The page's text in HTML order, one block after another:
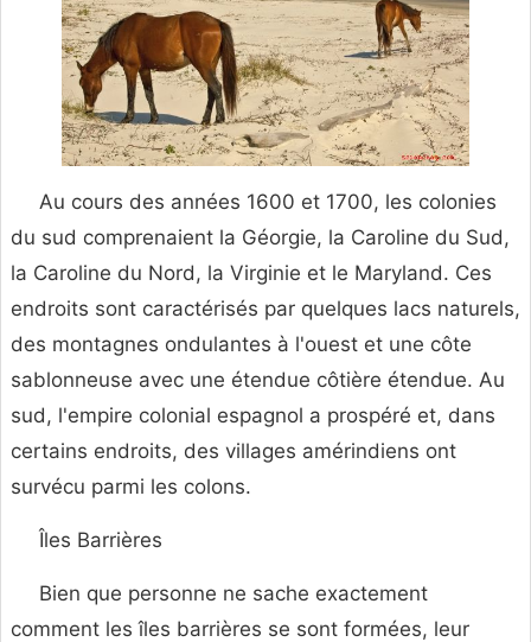
Au cours des années 1600 et 1700, les colonies
du sud comprenaient la Géorgie, la Caroline du Sud,
la Caroline du Nord, la Virginie et le Maryland. Ces
endroits sont caractérisés par quelques lacs naturels,
des montagnes ondulantes à l'ouest et une côte
sablonneuse avec une étendue côtière étendue. Au
sud, l'empire colonial espagnol a prospéré et, dans
certains endroits, des villages amérindiens ont
survécu parmi les colons.
Îles Barrières
Bien que personne ne sache exactement
comment les îles barrières se sont formées, leur